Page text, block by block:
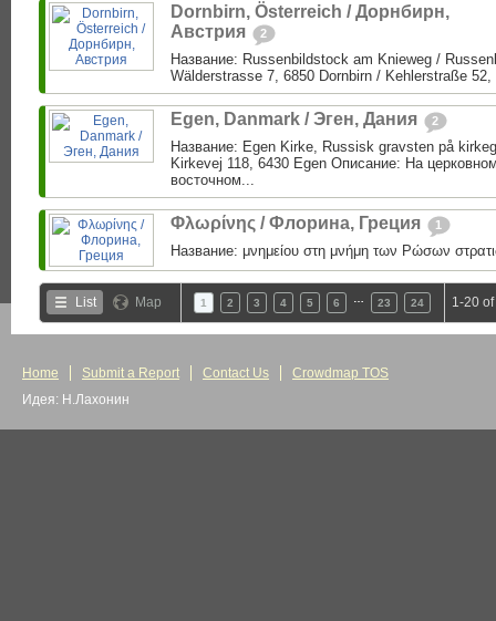
Dornbirn, Österreich / Дорнбирн,
Австрия
2
Название: Russenbildstock am Knieweg /
Wälderstrasse 7, 6850 Dornbirn / Kehlerstraße
Egen, Danmark / Эген, Дания 2
Название: Egen Kirke, Russisk gravsten på
Kirkevej 118, 6430 Egen Описание: На
восточном...
Φλωρίνης / Флорина, Греция 1
Название: μνημείου στη μνήμη των Ρώσων
List Map 1 2 3 4 5 6 23 24 1-20
Home Submit a Report Contact Us
Crowdmap TOS
Идея: Н.Лахонин